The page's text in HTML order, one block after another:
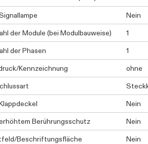
Nein
der Module (bei Modulbauweise)
1
der Phasen
1
Kennzeichnung
ohne
Nein
Berührungsschutz
Nein
Beschriftungsfläche
Nein